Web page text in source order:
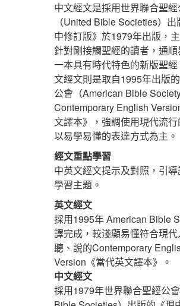
中文經文是採用世界聯合聖
（United Bible Societies）
中修訂版》於1979年出版，
針對剛接觸聖經的讀者，通
一本具有時代特色的新版聖
文經文則是取自1995年出版
公會（American Bible
Contemporary English
文譯本》，強調使用現代流行
以易學易懂的表達方式為主。
經文重點學習
中英文經文提示及對照，引
學習主題。
英文經文
採用1995年 American Bible
譯完成，較淺顯易懂符合現代
聽、說的Contemporary
Version《當代英文譯本》。
中文經文
採用1979年世界聯合聖經公